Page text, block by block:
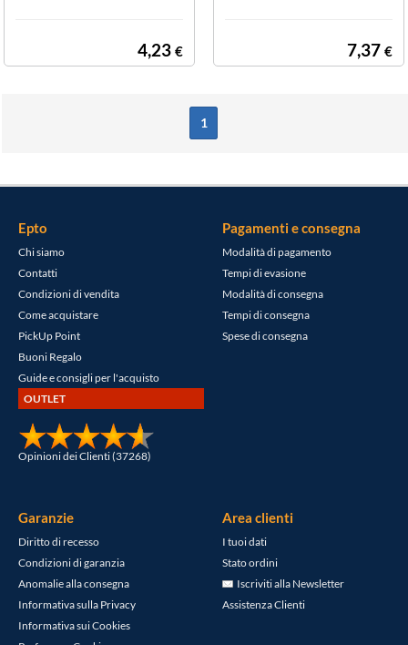
4,23 € 7,37 €
1
Epto
Chi siamo
Contatti
Condizioni di vendita
Come acquistare
PickUp Point
Buoni Regalo
Guide e consigli per l'acquisto
OUTLET
Opinioni dei Clienti (37268)
Pagamenti e consegna
Modalità di pagamento
Tempi di evasione
Modalità di consegna
Tempi di consegna
Spese di consegna
Garanzie
Diritto di recesso
Condizioni di garanzia
Anomalie alla consegna
Informativa sulla Privacy
Informativa sui Cookies
Area clienti
I tuoi dati
Stato ordini
Iscriviti alla Newsletter
Assistenza Clienti